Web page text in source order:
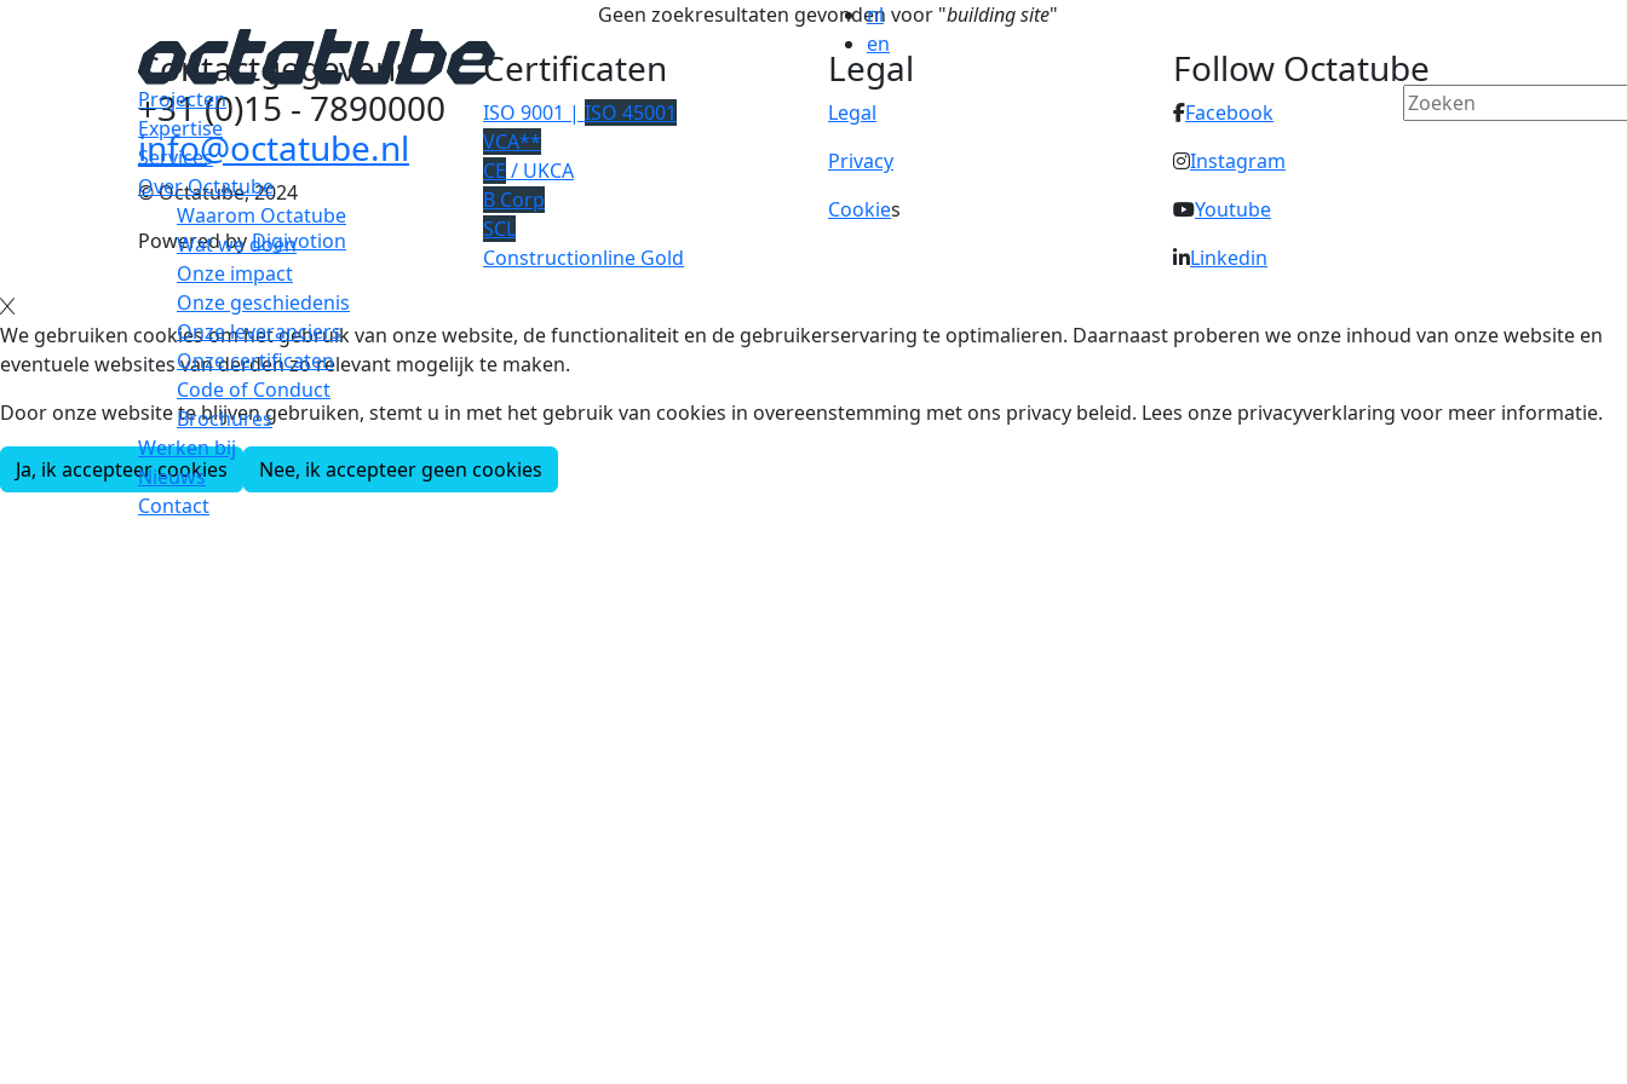
nl
en
Projecten
Expertise
Services
Over Octatube
Waarom Octatube
Wat we doen
Onze impact
Onze geschiedenis
Onze leveranciers
Onze certificaten
Code of Conduct
Brochures
Werken bij
Nieuws
Contact
Geen zoekresultaten gevonden voor "building site"
Contactgegevens
+31 (0)15 - 7890000
info@octatube.nl
© Octatube, 2024
Powered byDigivotion
Certificaten
ISO 9001 | ISO 45001
VCA**
CE / UKCA
B Corp
SCL
Constructionline Gold
Legal
Legal
Privacy
Cookies
Follow Octatube
Facebook
Instagram
Youtube
Linkedin
We gebruiken cookies om het gebruik van onze website, de functionaliteit en de gebruikerservaring te optimalieren. Daarnaast proberen we onze inhoud van onze website en
eventuele websites van derden zo relevant mogelijk te maken.
Door onze website te blijven gebruiken, stemt u in met het gebruik van cookies in overeenstemming met ons privacy beleid. Lees onze privacyverklaring voor meer informatie.
Ja, ik accepteer cookies Nee, ik accepteer geen cookies